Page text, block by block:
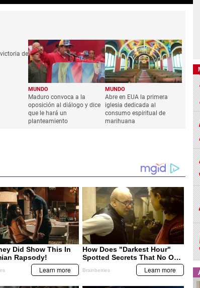
de
MUNDO
Maduro convoca a la
oposición al diálogo y dice
que le hará un
planteamiento
MUNDO
Abre en EUA la primera
iglesia dedicada al
consumo espiritual de
marihuana